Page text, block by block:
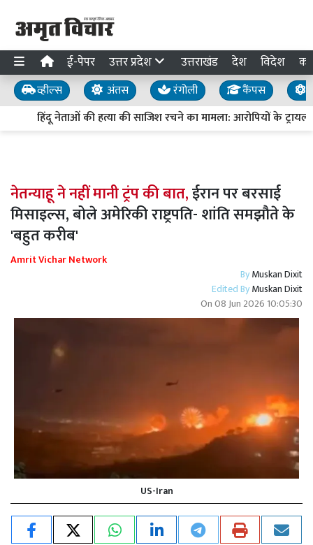
ई-पेपर उत्तर प्रदेश उत्तराखंड देश विदेश
व्हील्स अंतस रंगोली कैंपस
हिंदू नेताओं की हत्या की साजिश रचने का मामला: आरोपियों के ट्रायल में
नेतन्याहू ने नहीं मानी ट्रंप की बात,ईरान पर बरसाई
मिसाइल्स, बोले अमेरिकी राष्ट्रपति- शांति समझौते के
'बहुत करीब'
Amrit Vichar Network
ByMuskan Dixit
Edited ByMuskan Dixit
On08 Jun 2026 10:05:30
US-Iran